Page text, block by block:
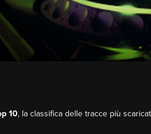
10, la classifica delle tracce più